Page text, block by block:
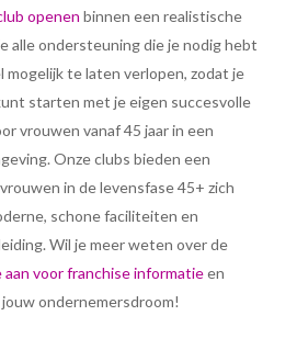
openen binnen een realistische
alle ondersteuning die je nodig hebt
mogelijk te laten verlopen, zodat je
starten met je eigen succesvolle
vrouwen vanaf 45 jaar in een
Onze clubs bieden een
in de levensfase 45+ zich
schone faciliteiten en
Wil je meer weten over de
aan voor franchise informatieen
ondernemersdroom!